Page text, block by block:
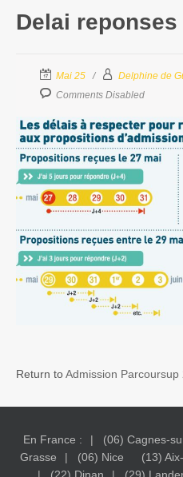
Delai
Mai 25
Delphine de
Comments Disabled
Return toAdmission
En France : (06) Cagnes-
Grasse
(06) Nice (13)